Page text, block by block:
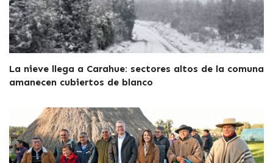
La nieve llega a Carahue: sectores altos de la comuna
amanecen cubiertos de blanco